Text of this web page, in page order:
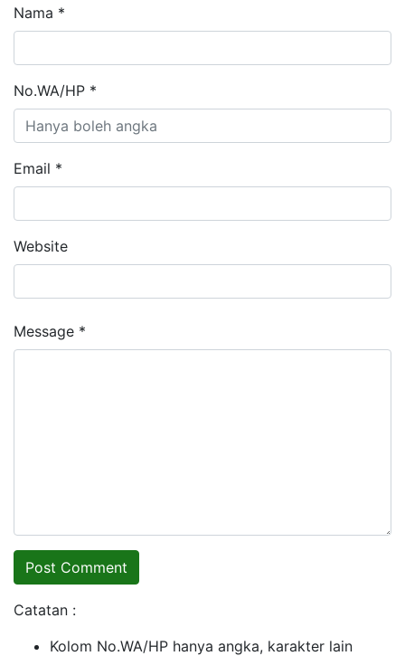
Nama *
No.WA/HP *
Email *
Website
Message *
Catatan :
Kolom No.WA/HP hanya angka, karakter lain